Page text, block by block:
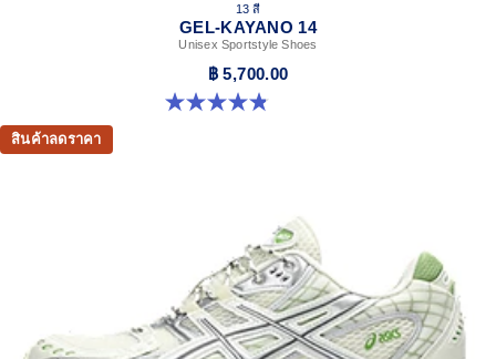
13 สี
GEL-KAYANO 14
Unisex Sportstyle Shoes
฿ 5,700.00
4.8 จาก 5 ดาว 1721 รีวิว
สินค้าลดราคา